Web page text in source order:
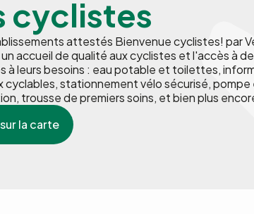
cyclistes
attestés Bienvenue cyclistes! par
accueil de qualité aux cyclistes et l'accès à
à leurs besoins : eau potable et toilettes,
cyclables, stationnement vélo sécurisé,
trousse de premiers soins, et bien plus
la carte